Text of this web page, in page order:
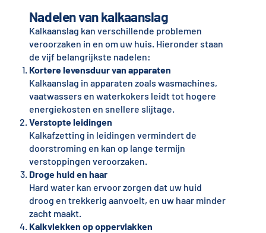
Nadelen van kalkaanslag
Kalkaanslag kan verschillende problemen
veroorzaken in en om uw huis. Hieronder staan
de vijf belangrijkste nadelen:
Kortere levensduur van apparaten
Kalkaanslag in apparaten zoals wasmachines,
vaatwassers en waterkokers leidt tot hogere
energiekosten en snellere slijtage.
Verstopte leidingen
Kalkafzetting in leidingen vermindert de
doorstroming en kan op lange termijn
verstoppingen veroorzaken.
Droge huid en haar
Hard water kan ervoor zorgen dat uw huid
droog en trekkerig aanvoelt, en uw haar minder
zacht maakt.
Kalkvlekken op oppervlakken